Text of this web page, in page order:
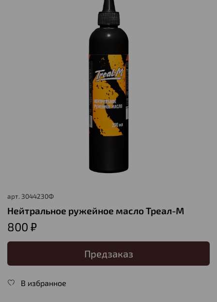
арт. 3044230Ф
Нейтральное ружейное масло Треал-М
800 ₽
Предзаказ
В избранное